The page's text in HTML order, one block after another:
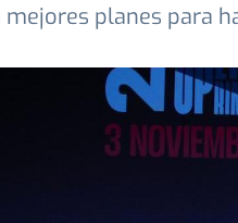
mejores planes para